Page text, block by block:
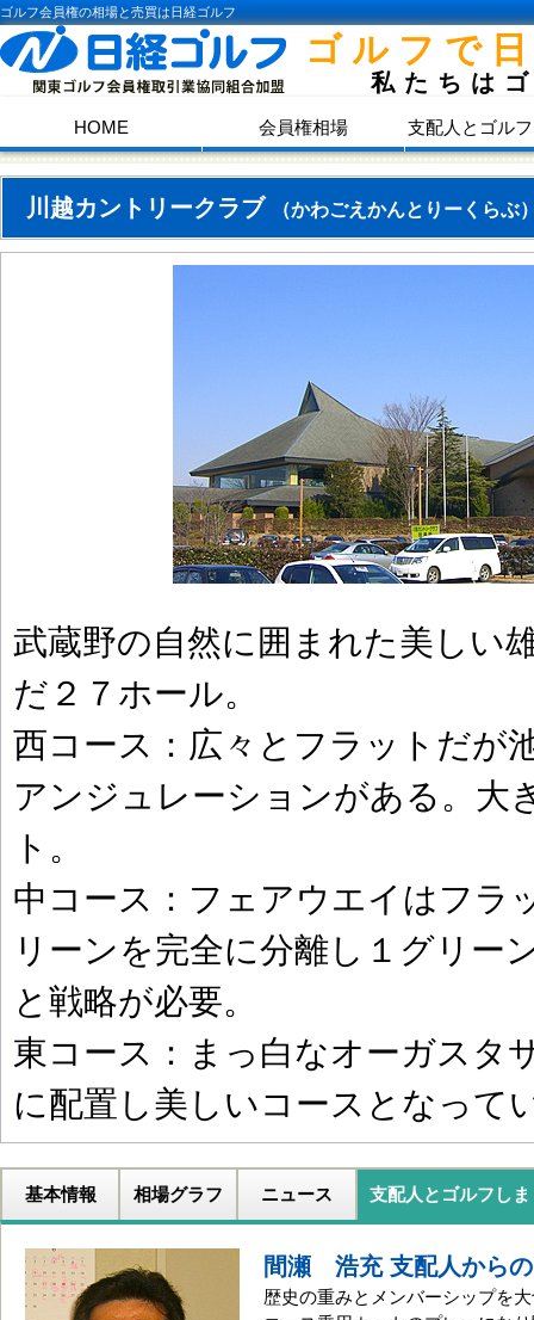
ゴルフ会員権の相場と売買は日経ゴルフ
ゴルフで
私たちは
HOME 会員権相場 支配人とゴル
川越カントリークラブ （かわごえかんとりーくらぶ
武蔵野の自然に囲まれた美しい
だ２７ホール。
西コース：広々とフラットだが
アンジュレーションがある。大
ト。
中コース：フェアウエイはフラ
リーンを完全に分離し１グリー
と戦略が必要。
東コース：まっ白なオーガスタ
に配置し美しいコースとなって
基本情報 相場グラフ ニュース 支配人とゴルフしま
間瀬 浩充 支配人から
歴史の重みとメンバーシップを